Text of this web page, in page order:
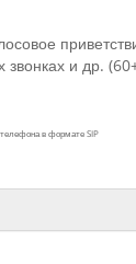
и др.
в формате SIP